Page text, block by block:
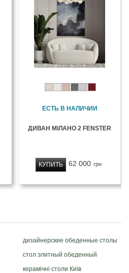
ЕСТЬ В НАЛИЧИИ
ДИВАН МІЛАНО 2 FENSTER
62 000 грн
КУПИТЬ
дизайнерские обеденные столы
стол элитный обеденный
керамічні столи Київ